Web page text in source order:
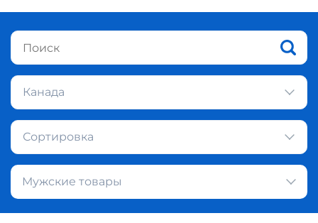
Канада
Сортировка
Мужские товары